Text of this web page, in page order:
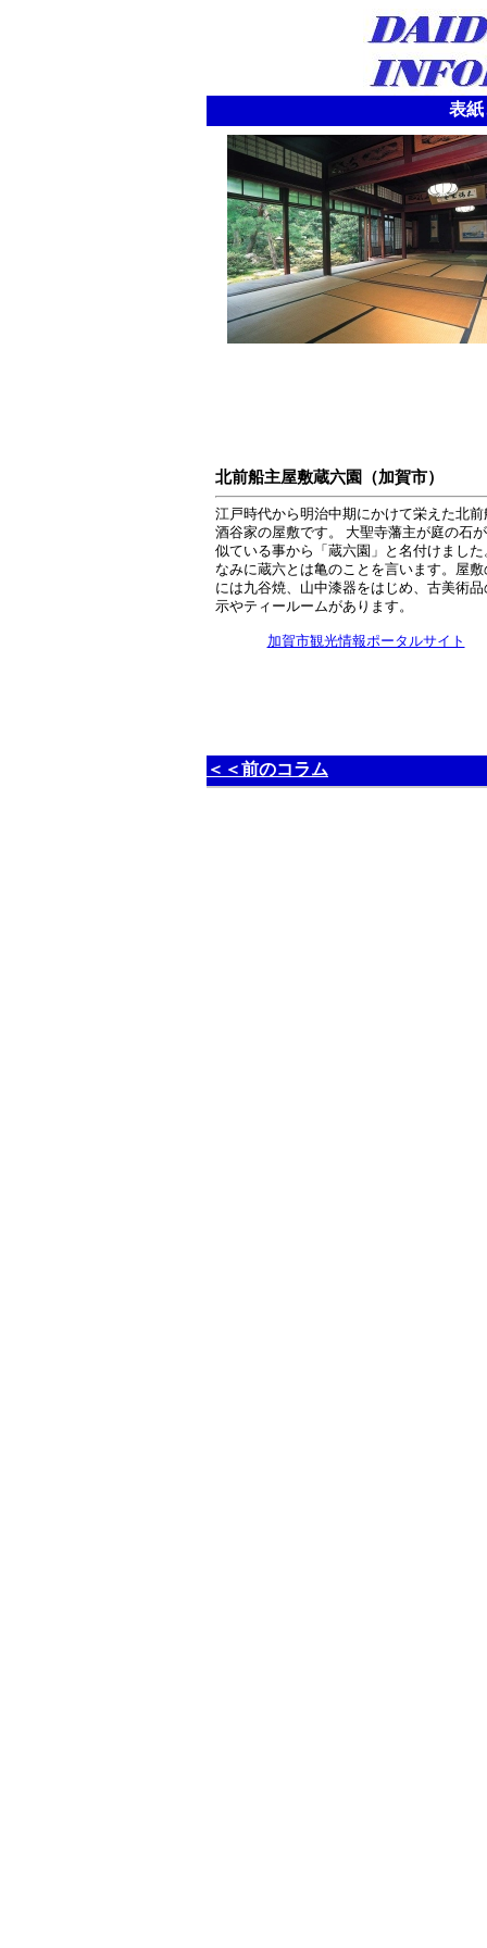
表
北前船主屋敷蔵六園（加賀市）
江戸時代から明治中期にかけて栄えた北前
酒谷家の屋敷です。 大聖寺藩主が庭の石
似ている事から「蔵六園」と名付けました
なみに蔵六とは亀のことを言います。屋敷
には九谷焼、山中漆器をはじめ、古美術品
示やティールームがあります。
加賀市観光情報ポータルサイト
＜＜前のコラム